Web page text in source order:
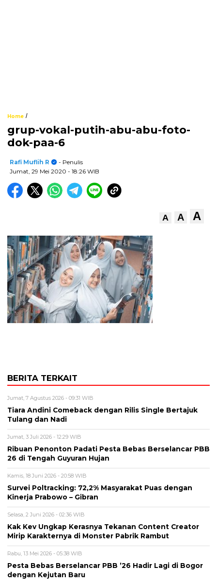
Home /
grup-vokal-putih-abu-abu-foto-
dok-paa-6
Rafi Muflih R
- Penulis
Jumat, 29 Mei 2020 - 18:26 WIB
A A A
BERITA TERKAIT
Jumat, 7 Agustus 2026 - 09:31 WIB
Tiara Andini Comeback dengan Rilis Single Bertajuk
Tulang dan Nadi
Jumat, 3 Juli 2026 - 12:29 WIB
Ribuan Penonton Padati Pesta Bebas Berselancar PBB
26 di Tengah Guyuran Hujan
Kamis, 18 Juni 2026 - 20:58 WIB
Survei Poltracking: 72,2% Masyarakat Puas dengan
Kinerja Prabowo – Gibran
Selasa, 2 Juni 2026 - 02:36 WIB
Kak Kev Ungkap Kerasnya Tekanan Content Creator
Mirip Karakternya di Monster Pabrik Rambut
Rabu, 13 Mei 2026 - 05:38 WIB
Pesta Bebas Berselancar PBB ’26 Hadir Lagi di Bogor
dengan Kejutan Baru